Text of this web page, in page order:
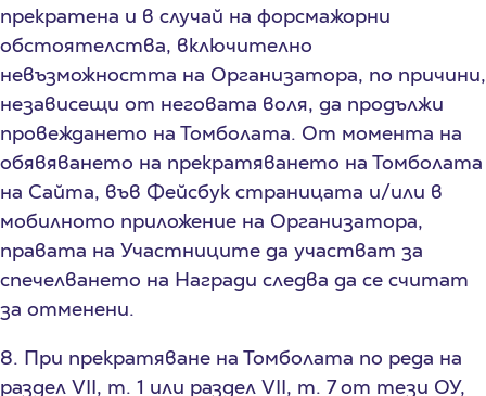
прекратена и в случай на форсмажорни
обстоятелства, включително
невъзможността на Организатора, по причини,
независещи от неговата воля, да продължи
провеждането на Томболата. От момента на
обявяването на прекратяването на Томболата
на Сайта, във Фейсбук страницата и/или в
мобилното приложение на Организатора,
правата на Участниците да участват за
спечелването на Награди следва да се считат
за отменени.
8. При прекратяване на Томболата по реда на
раздел VII, т. 1 или раздел VII, т. 7 от тези ОУ,